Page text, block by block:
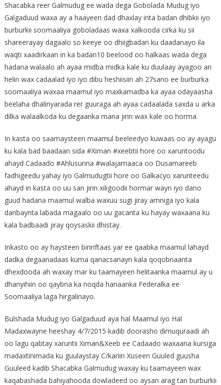
Shacabka reer Galmudug ee wada dega Gobolada Mudug iyo
Galgaduud waxa ay a haayeen dad dhaxlay inta badan dhibkii iyo
burburkii soomaaliya goboladaas waxa xalkooda cirka ku sii
shareerayay dagaalo so keeye oo dhiigbadan ku daadanayo ila
waqti xaadirkaan in ka badan10 beelood oo halkaas wada dega
hadana walaalo ah ayaa midba midka kale ku duulaay ayagoo an
helin wax cadaalad iyo iyo dibu heshiisiin ah 27sano ee burburka
soomaaliya waxaa maamul iyo maxkamadba ka ayaa odayaasha
beelaha dhalinyarada rer guuraga ah ayaa cadaalada saxda u arka
dilka walaalkoda ku degaanka mana jirin wax kale oo horma.
In kasta oo saamaysteen maamul beeleedyo kuwaas oo ay ayagu
ku kala bad baadaan sida #Ximan #xeebtii hore oo xaruntoodu
ahayd Cadaado #Ahlusunna #walajamaaca oo Dusamareeb
fadhigeedu yahay iyo Galmudugtii hore oo Galkacyo xarunteedu
ahayd in kasta oo uu san jirin xiligoodii hormar wayn iyo dano
guud hadana maamul walba waxuu sugi jiray amniga iyo kala
danbaynta labada magaalo oo uu gacanta ku hayay waxaana ku
kala badbaadi jiray qoysaskii dhistay.
Inkasto oo ay haysteen biririftaas yar ee qaabka maamul lahayd
dadka degaanadaas kuma qanacsanayn kala qoqobnaanta
dhexdooda ah waxay mar ku taamayeen helitaanka maamul ay u
dhanyihiin oo qaybna ka noqda hanaanka Federalka ee
Soomaaliya laga hirgalinayo.
Bulshada Mudug iyo Galgaduud aya hal Maamul iyo Hal
Madaxwayne heeshay 4/7/2015 kadib doorasho dimuquraadi ah
oo lagu qabtay xaruntii Ximan&Xeeb ee Cadaado waxaana kursiga
madaxtinimada ku guulaystay C/kariin Xuseen Guuled guusha
Guuleed kadib Shacabka Galmudug waxay ku taamayeen wax
kaqabashada bahiyahooda dowladeed oo aysan arag tan burburkii